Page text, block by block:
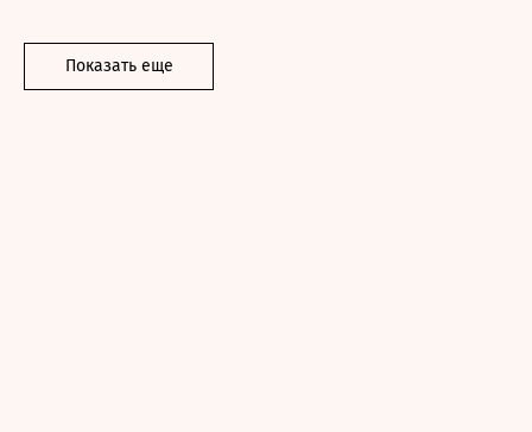
Показать еще